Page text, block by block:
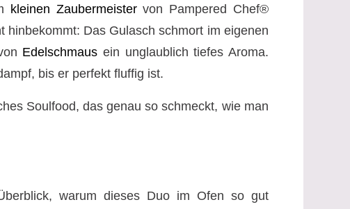
kleinen Zaubermeistervon Pampered Chef®
Das Gulasch schmort im eigenen
Edelschmaus ein unglaublich tiefes Aroma.
bis er perfekt fluffig ist.
Soulfood, das genau so schmeckt, wie man
warum dieses Duo im Ofen so gut